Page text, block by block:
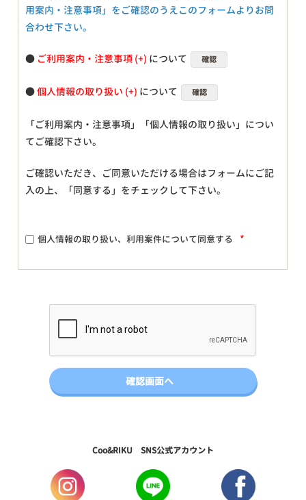
用案内・注意事項」をご確認のうえこのフォームよりお問
合わせ下さい。
● ご利用案内・注意事項 について 確認
●個人情報の取り扱い について 確認
「ご利用案内・注意事項」「個人情報の取り扱い」につい
てご確認下さい。
ご確認いただき、ご同意いただける場合はフォームにご記
入の上、「同意する」をチェックして下さい。
個人情報の取り扱い、利用案件について同意する *
Coo&RIKU SNS公式アカウント